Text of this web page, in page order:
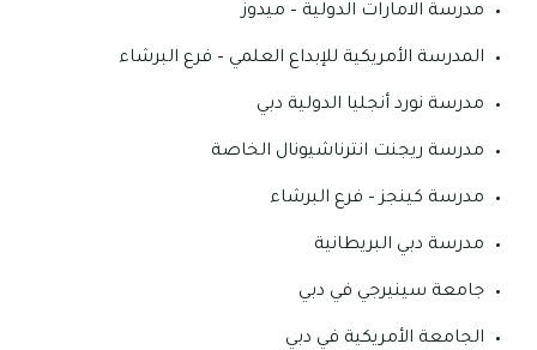
مدرسة الامارات الدولية – ميدوز
المدرسة الأمريكية للإبداع العلمي – فرع البرشاء
مدرسة نورد أنجليا الدولية دبي
مدرسة ريجنت انترناشيونال الخاصة
مدرسة كينجز – فرع البرشاء
مدرسة دبي البريطانية
جامعة سينيرجي في دبي
الجامعة الأمريكية في دبي